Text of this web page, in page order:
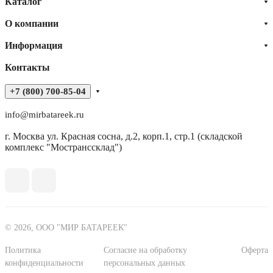
О компании
Информация
Контакты
+7 (800) 700-85-04
info@mirbatareek.ru
г. Москва ул. Красная сосна, д.2, корп.1, стр.1 (складской
комплекс "Мостранссклад")
© 2026, ООО "МИР БАТАРЕЕК"
Политика
конфиденциальности
Согласие на обработку
персональных данных
Оферта